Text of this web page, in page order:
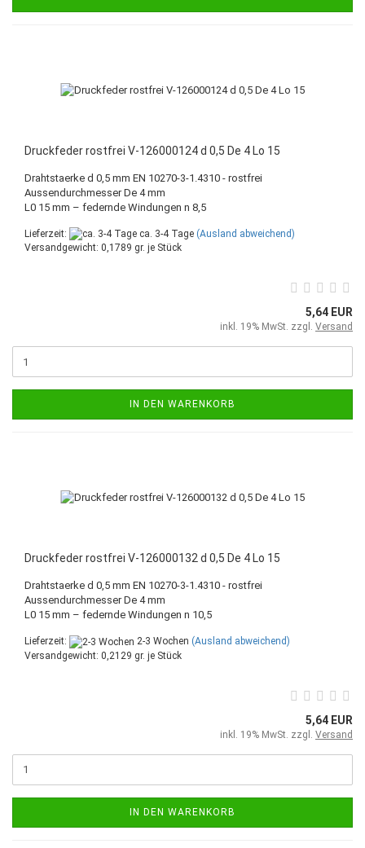
Druckfeder rostfrei V-126000124 d 0,5 De 4 Lo 15
Drahtstaerke d 0,5 mm EN 10270-3-1.4310 - rostfrei
Aussendurchmesser De 4 mm
L0 15 mm – federnde Windungen n 8,5
Lieferzeit: ca. 3-4 Tage (Ausland abweichend)
Versandgewicht: 0,1789 gr. je Stück
5,64 EUR
inkl. 19% MwSt. zzgl. Versand
IN DEN WARENKORB
Druckfeder rostfrei V-126000132 d 0,5 De 4 Lo 15
Drahtstaerke d 0,5 mm EN 10270-3-1.4310 - rostfrei
Aussendurchmesser De 4 mm
L0 15 mm – federnde Windungen n 10,5
Lieferzeit: 2-3 Wochen (Ausland abweichend)
Versandgewicht: 0,2129 gr. je Stück
5,64 EUR
inkl. 19% MwSt. zzgl. Versand
IN DEN WARENKORB